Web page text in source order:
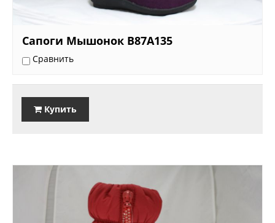
Сапоги Мышонок B87A135
Сравнить
Купить